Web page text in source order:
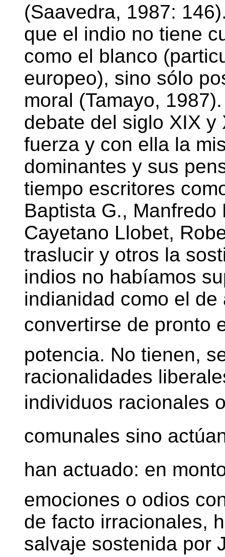
(Saavedra, 1987:
que el indio no tiene
como el blanco
europeo), sino sólo
moral (Tamayo,
debate del siglo XIX
fuerza y con ella la
dominantes y sus
tiempo escritores
Baptista G.,
Cayetano Llobet,
traslucir y otros la
indios no habíamos
indianidad como el
convertirse de pronto
potencia. No tienen,
racionalidades
individuos racionales o
comunales sino
han actuado: en
emociones o odios
de facto irracionales,
salvaje sostenida por